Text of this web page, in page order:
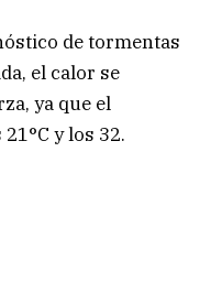
de tormentas
el calor se
ya que el
y los 32.